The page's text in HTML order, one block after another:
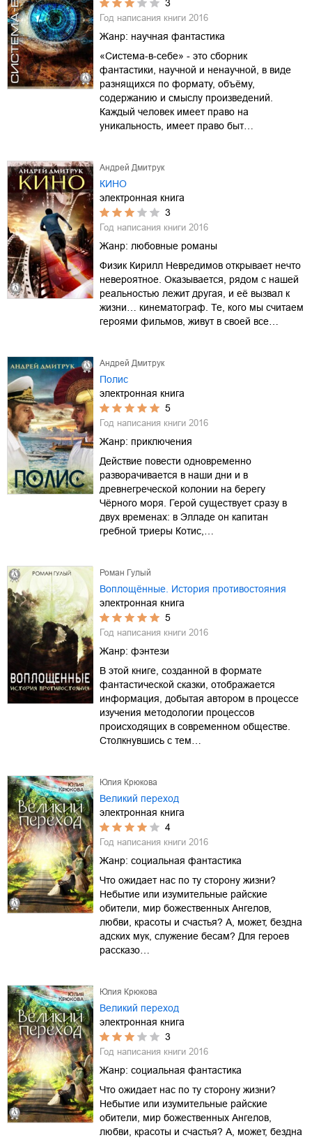
3
Год написания книги 2016
Жанр: научная фантастика
«Система-в-себе» - это сборник
фантастики, научной и ненаучной, в виде
разнящихся по формату, объёму,
содержанию и смыслу произведений.
Каждый человек имеет право на
уникальность, имеет право быт…
Андрей Дмитрук
КИНО
электронная книга
3
Год написания книги 2016
Жанр: любовные романы
Физик Кирилл Невредимов открывает нечто
невероятное. Оказывается, рядом с нашей
реальностью лежит другая, и её вызвал к
жизни… кинематограф. Те, кого мы считаем
героями фильмов, живут в своей все…
Андрей Дмитрук
Полис
электронная книга
5
Год написания книги 2016
Жанр: приключения
Действие повести одновременно
разворачивается в наши дни и в
древнегреческой колонии на берегу
Чёрного моря. Герой существует сразу в
двух временах: в Элладе он капитан
гребной триеры Котис,…
Роман Гулый
Воплощённые. История противостояния
электронная книга
5
Год написания книги 2016
Жанр: фэнтези
В этой книге, созданной в формате
фантастической сказки, отображается
информация, добытая автором в процессе
изучения методологии процессов
происходящих в современном обществе.
Столкнувшись с тем…
Юлия Крюкова
Великий переход
электронная книга
4
Год написания книги 2016
Жанр: социальная фантастика
Что ожидает нас по ту сторону жизни?
Небытие или изумительные райские
обители, мир божественных Ангелов,
любви, красоты и счастья? А, может, бездна
адских мук, служение бесам? Для героев
рассказо…
Юлия Крюкова
Великий переход
электронная книга
3
Год написания книги 2016
Жанр: социальная фантастика
Что ожидает нас по ту сторону жизни?
Небытие или изумительные райские
обители, мир божественных Ангелов,
любви, красоты и счастья? А, может, бездна